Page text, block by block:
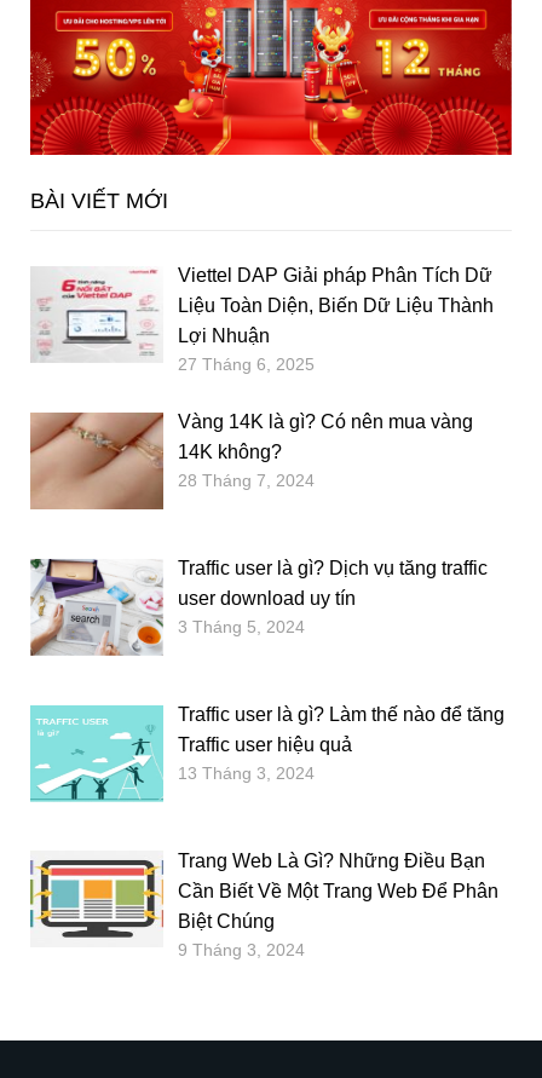
BÀI VIẾT MỚI
Viettel DAP Giải pháp Phân Tích Dữ
Liệu Toàn Diện, Biến Dữ Liệu Thành
Lợi Nhuận
27 Tháng 6, 2025
Vàng 14K là gì? Có nên mua vàng
14K không?
28 Tháng 7, 2024
Traffic user là gì? Dịch vụ tăng traffic
user download uy tín
3 Tháng 5, 2024
Traffic user là gì? Làm thế nào để tăng
Traffic user hiệu quả
13 Tháng 3, 2024
Trang Web Là Gì? Những Điều Bạn
Cần Biết Về Một Trang Web Để Phân
Biệt Chúng
9 Tháng 3, 2024